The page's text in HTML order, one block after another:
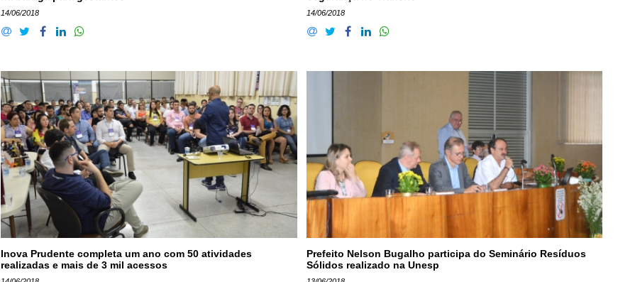
14/06/2018 14/06/2018
Inova Prudente completa um ano com 50 atividades
realizadas e mais de 3 mil acessos
Prefeito Nelson Bugalho participa do Seminário Resíduos
Sólidos realizado na Unesp